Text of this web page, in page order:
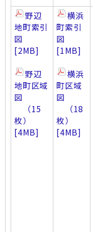
野辺
地町索引
図
[2MB]
野辺
地町区域
図
（15
枚）
[4MB]
横浜
町索引
図
[1MB]
横浜
町区域
図
（18
枚）
[4MB]